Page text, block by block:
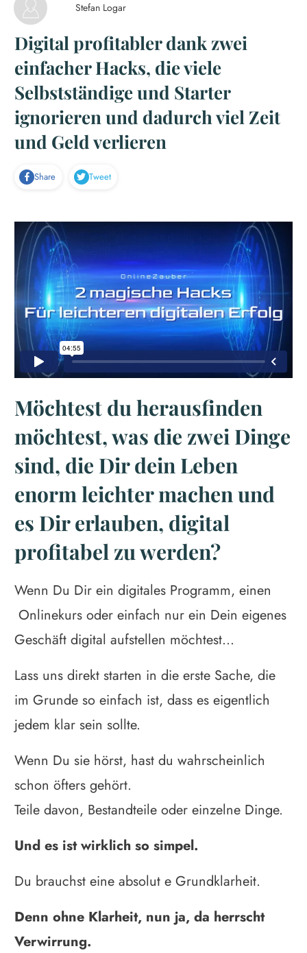
Stefan Logar
Digital profitabler dank zwei
einfacher Hacks, die viele
Selbstständige und Starter
ignorieren und dadurch viel Zeit
und Geld verlieren
Share Tweet
Möchtest du herausfinden
möchtest, was die zwei Dinge
sind, die Dir dein Leben
enorm leichter machen und
es Dir erlauben, digital
profitabel zu werden?
Wenn Du Dir ein digitales Programm, einen
Onlinekurs oder einfach nur ein Dein eigenes
Geschäft digital aufstellen möchtest...
Lass uns direkt starten in die erste Sache, die
im Grunde so einfach ist, dass es eigentlich
jedem klar sein sollte.
Wenn Du sie hörst, hast du wahrscheinlich
schon öfters gehört.
Teile davon, Bestandteile oder einzelne Dinge.
Und es ist wirklich so simpel.
Du brauchst eine absolut e Grundklarheit.
Denn ohne Klarheit, nun ja, da herrscht
Verwirrung.